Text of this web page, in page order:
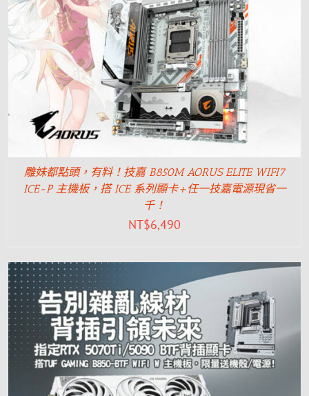
雕妹都點頭，有料！技嘉 B850M AORUS ELITE WIFI7
ICE-P 主機板，搭 ICE 系列顯卡+任一技嘉電源現省一
千！
NT$6,490